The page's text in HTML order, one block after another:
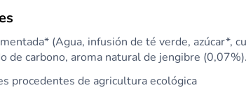
(Agua, infusión de té verde, azúcar*,
de carbono, aroma natural de jengibre (0,07%).
procedentes de agricultura ecológica